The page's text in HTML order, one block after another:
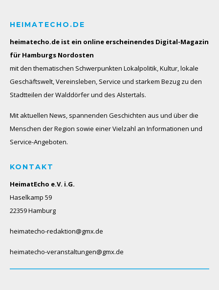
HEIMATECHO.DE
heimatecho.de ist ein online erscheinendes Digital-Magazin
für Hamburgs Nordosten
mit den thematischen Schwerpunkten Lokalpolitik, Kultur, lokale
Geschäftswelt, Vereinsleben, Service und starkem Bezug zu den
Stadtteilen der Walddörfer und des Alstertals.
Mit aktuellen News, spannenden Geschichten aus und über die
Menschen der Region sowie einer Vielzahl an Informationen und
Service-Angeboten.
KONTAKT
HeimatEcho e.V. i.G.
Haselkamp 59
22359 Hamburg
heimatecho-redaktion@gmx.de
heimatecho-veranstaltungen@gmx.de